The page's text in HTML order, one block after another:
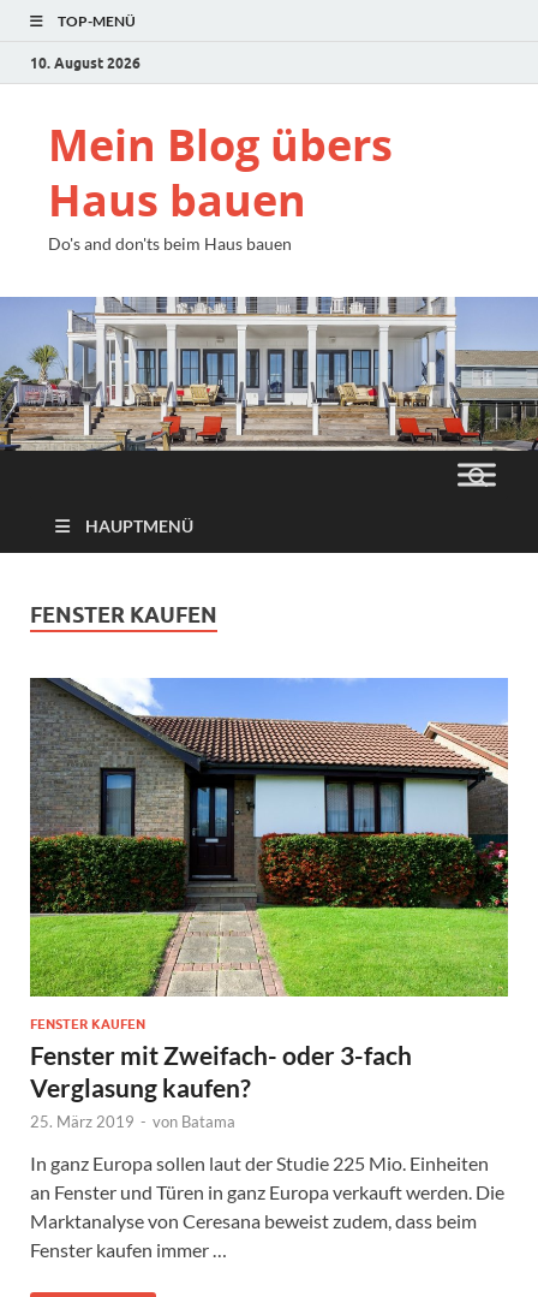
TOP-MENÜ
10. August 2026
Mein Blog übers
Haus bauen
Do's and don'ts beim Haus bauen
HAUPTMENÜ
FENSTER KAUFEN
FENSTER KAUFEN
Fenster mit Zweifach- oder 3-fach
Verglasung kaufen?
25. März 2019 - von Batama
In ganz Europa sollen laut der Studie 225 Mio. Einheiten
an Fenster und Türen in ganz Europa verkauft werden. Die
Marktanalyse von Ceresana beweist zudem, dass beim
Fenster kaufen immer …